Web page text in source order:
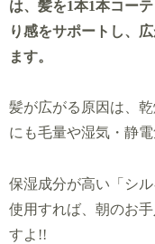
は、髪を1本1本コー
り感をサポートし、
ます。
髪が広がる原因は、
にも毛量や湿気・静電
保湿成分が高い「シ
使用すれば、朝のお
すよ!!